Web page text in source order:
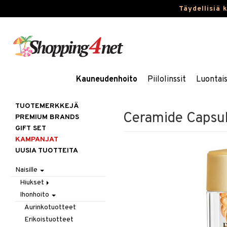
Täydellisiä
Kauneudenhoito Piilolinssit
Ceramide
TUOTEMERKKEJÄ
PREMIUM BRANDS
GIFT SET
KAMPANJAT
UUSIA TUOTTEITA
Naisille
Hiukset
Gift Set
Harjat / Kammat
Hiuskuurit
Ihonhoito
Aurinkotuotteet
Erikoistuotteet